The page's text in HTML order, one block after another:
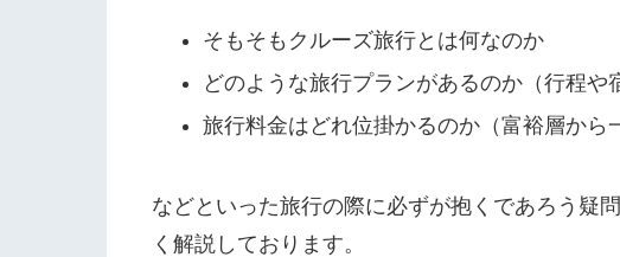
そもそもクルーズ旅行とは何なのか
どのような旅行プランがあるのか（行程や
旅行料金はどれ位掛かるのか（富裕層から
などといった旅行の際に必ずが抱くであろう疑
く解説しております。